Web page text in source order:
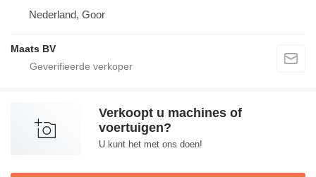
Nederland, Goor
Maats BV
Verkoopt u machines of
voertuigen?
U kunt het met ons doen!